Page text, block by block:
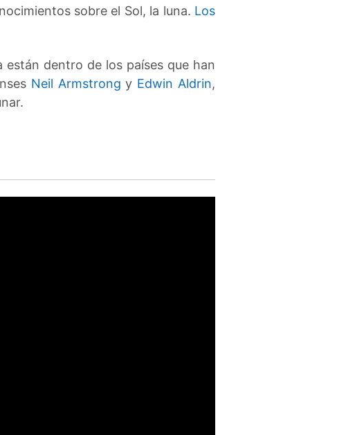
sobre el Sol, la luna. Los
están dentro de los países que han
Neil Armstrong y Edwin Aldrin,